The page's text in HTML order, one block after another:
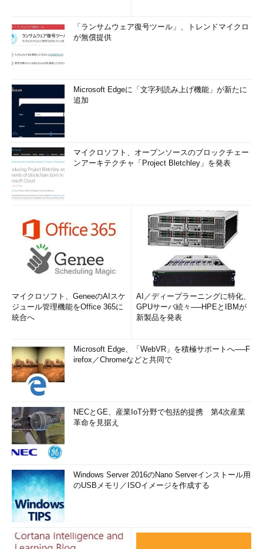
「ランサムウェア復号ツール」、トレンドマイクロ
が無償提供
Microsoft Edgeに「文字列読み上げ機能」が新たに
追加
マイクロソフト、オープンソースのブロックチェー
ンアーキテクチャ「Project Bletchley」を発表
マイクロソフト、GeneeのAIスケ
ジュール管理機能をOffice 365に
統合へ
AI／ディープラーニングに特化、
GPUサーバ続々──HPEとIBMが
新製品を発表
Microsoft Edge、「WebVR」を積極サポートへ──F
irefox／Chromeなどと共同で
NECとGE、産業IoT分野で包括的提携 第4次産業
革命を見据え
Windows Server 2016のNano Serverインストール用
のUSBメモリ／ISOイメージを作成する